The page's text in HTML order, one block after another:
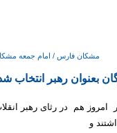
مشکان فارس / امام جمعه
بعنوان رهبر انتخاب
امروز هم در رثای رهبر
و